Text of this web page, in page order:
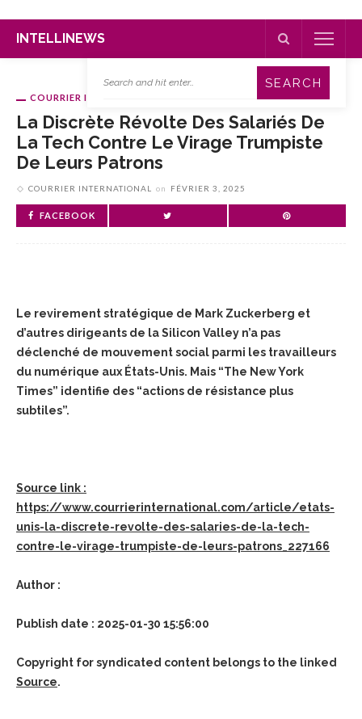
INTELLINEWS
COURRIER INTERNATIONAL
La Discrète Révolte Des Salariés De
La Tech Contre Le Virage Trumpiste
De Leurs Patrons
COURRIER INTERNATIONAL on FÉVRIER 3, 2025
FACEBOOK
Le revirement stratégique de Mark Zuckerberg et
d’autres dirigeants de la Silicon Valley n’a pas
déclenché de mouvement social parmi les travailleurs
du numérique aux États-Unis. Mais “The New York
Times” identifie des “actions de résistance plus
subtiles”.
Source link :
https://www.courrierinternational.com/article/etats-
unis-la-discrete-revolte-des-salaries-de-la-tech-
contre-le-virage-trumpiste-de-leurs-patrons_227166
Author :
Publish date : 2025-01-30 15:56:00
Copyright for syndicated content belongs to the linked
Source.